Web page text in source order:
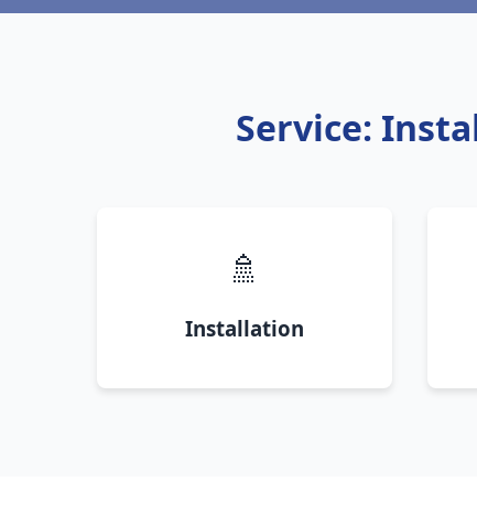
Service:
🚿
Installation